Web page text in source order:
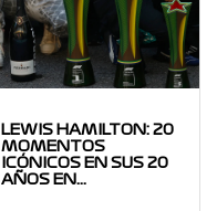
LEWIS HAMILTON: 20
MOMENTOS
ICÓNICOS EN SUS 20
AÑOS EN…